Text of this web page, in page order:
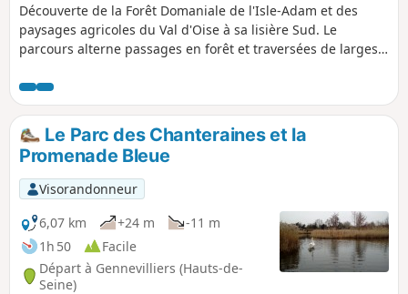
Découverte de la Forêt Domaniale de l'Isle-Adam et des
paysages agricoles du Val d'Oise à sa lisière Sud. Le
parcours alterne passages en forêt et traversées de larges
Le Parc des Chanteraines et la
Promenade Bleue
Visorandonneur
6,07 km
+24 m
-11 m
1h 50
Facile
Départ à Gennevilliers (Hauts-de-
Seine)